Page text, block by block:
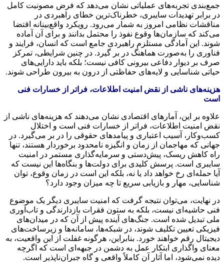
جمع‌بندی تجربه‌های عملیاتی نشان می‌دهد که فرض مصونیت کامل
در برابر تهدیدات سایبری، خطرناک‌ترین خطای راهبردی در
مناقشات نظامی امروز به شمار می‌رود. رویکرد واقع‌بینانه اقتضا
می‌کند که سازمان‌ها وقوع نفوذ را محتمل بدانند و برای آن آماده
شوند. این آمادگی مستلزم راهبردی جامع است که انسان، فرایند و
فناوری را به‌صورت هماهنگ در بر گیرد. در چنین شرایطی، تمرکز
صرف بر دیوار دفاعی بیرونی کافی نیست؛ بلکه باید دارایی‌های
حیاتی شناسایی و لایه‌های حفاظتی از درون به بیرون طراحی شوند.
هزینه‌های ناشی از نقض امنیت اطلاعات، فراتر از خسارات فنی
است
علاوه بر این، آمارهای اقتصادی نشان می‌دهند که هزینه‌های ناشی از
نقض امنیت اطلاعات، فراتر از خسارات فنی است و اختلال
کسب‌وکار، آسیب اعتباری و پیامدهای حقوقی را در بر می‌گیرد. در
جهانی که مهاجمان از زمان و انگیزه نامحدود برخوردار هستند، تنها
راه کاهش ریسک، پیش‌دستی و سرمایه‌گذاری مستمر در امنیت
سایبری است. پرسش کلیدی برای دولت‌ها و بنگاه‌ها این نیست که
آیا حمله‌ای رخ خواهد داد یا نه، بلکه این است در زمان وقوع، توان
شناسایی، مهار و بازیابی سریع تا چه میزان وجود دارد؟
در نهایت، می‌توان نتیجه گرفت که امنیت سایبری دیگر یک موضوع
فنی حاشیه‌ای نیست، بلکه به ستون فقرات بازدارندگی و تاب‌آوری
ملی تبدیل شده است. جنگ‌های آینده پیش از آن که در میدان‌های
فیزیکی تعیین تکلیف شوند، در شبکه‌ها، سامانه‌ها و زیرساخت‌های
دیجیتال رقم خواهند خورد. بنابراین، هرگونه غفلت از این واقعیت، به
معنای واگذاری ابتکار عمل به دشمن در جبهه‌ای است که اگرچه
دیده نمی‌شود، اما آثار آن کاملاً واقعی و گاه جبران‌ناپذیر است.